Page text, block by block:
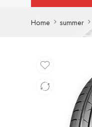
Home summer